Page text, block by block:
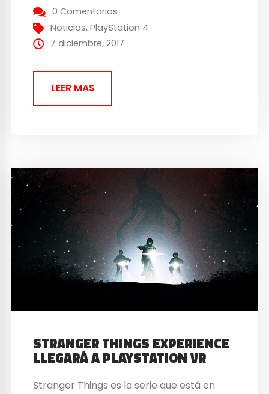
enfrentamiento para dos jugadores. Será
necesario registrarse en PS Plus igual que
en modo cooperativo. Dos modos PvP El
0 Comentarios
Noticias,PlayStation 4
7 diciembre, 2017
LEER MAS
STRANGER THINGS EXPERIENCE
LLEGARÁ A PLAYSTATION VR
Stranger Things es la serie que está en